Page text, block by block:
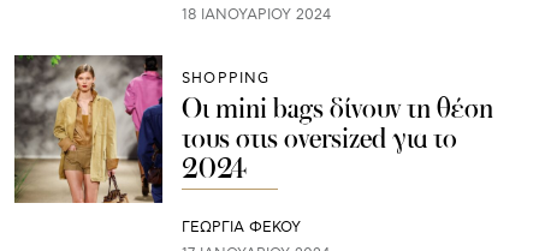
18 ΙΑΝΟΥΑΡΊΟΥ 2024
SHOPPING
Οι mini bags δίνουν τη θέση
τους στις oversized για το
2024
ΓΕΩΡΓΙΑ ΦΕΚΟΥ